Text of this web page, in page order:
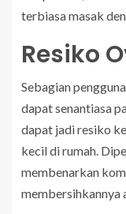
terbiasa masak
Resiko
Sebagian
dapat senantiasa
dapat jadi resiko
kecil di rumah.
membenarkan
membersihkannya